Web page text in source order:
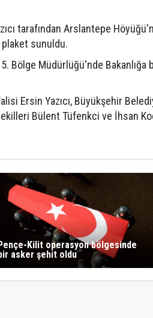
tarafından Arslantepe
plaket sunuldu.
Bölge Müdürlüğü'nde Bakanlığa
Ersin Yazıcı, Büyükşehir
Bülent Tüfenkci ve İhsan
Pençe-Kilit operasyon bölgesinde
bir asker şehit oldu